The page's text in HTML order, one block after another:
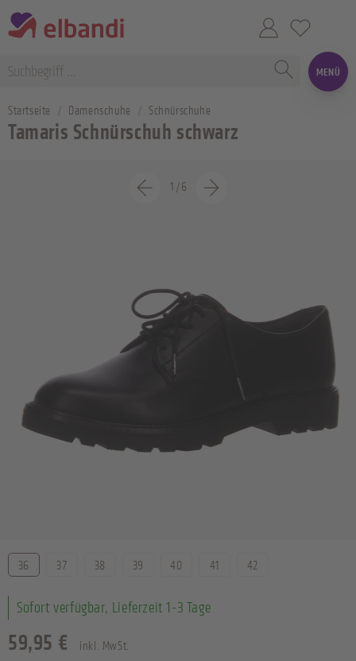
MENÜ
Startseite Damenschuhe Schnürschuhe
Tamaris Schnürschuh schwarz
1 /6
59,95 € inkl. MwSt.
Sofort verfügbar, Lieferzeit 1-3 Tage
Größe
36 37 38 39 40 41 42